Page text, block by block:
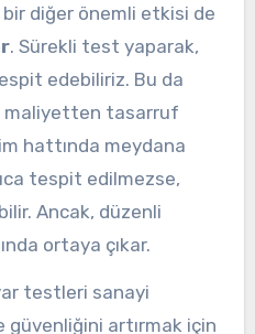
diğer önemli etkisi de
. Sürekli test yaparak,
edebiliriz. Bu da
maliyetten tasarruf
hattında meydana
tespit edilmezse,
Ancak, düzenli
ortaya çıkar.
testleri sanayi
artırmak için